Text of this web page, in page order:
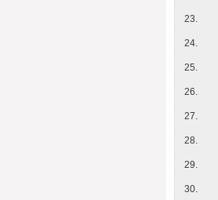
23.
24.
25.
26.
27.
28.
29.
30.